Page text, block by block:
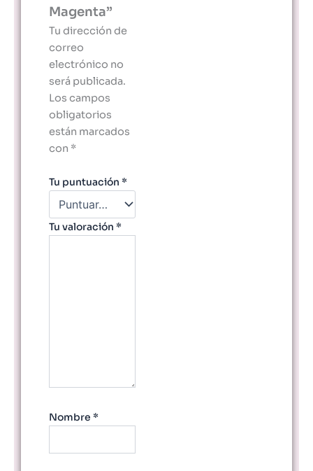
Magenta”
Tu dirección de
correo
electrónico no
será publicada.
Los campos
obligatorios
están marcados
con *
Tu puntuación *
Tu valoración *
Nombre *